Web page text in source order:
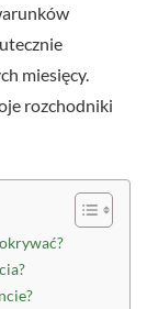
miesięcy.
rozchodniki